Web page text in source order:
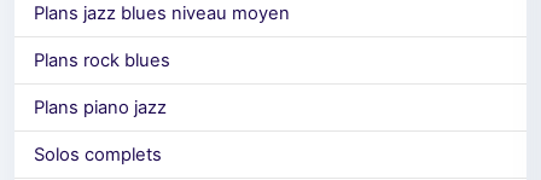
Plans jazz blues niveau moyen
Plans rock blues
Plans piano jazz
Solos complets